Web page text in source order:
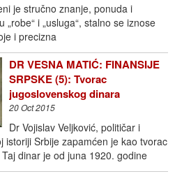
je stručno znanje, ponuda i
i „usluga“, stalno se iznose
i precizna
DR VESNA MATIĆ: FINANSIJE
SRPSKE (5): Tvorac
jugoslovenskog dinara
20 Oct 2015
Dr Vojislav Veljković, političar i
istoriji Srbije zapamćen je kao tvorac
dinar je od juna 1920. godine